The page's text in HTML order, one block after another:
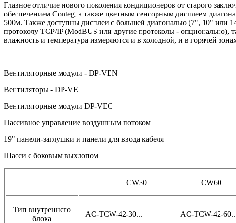
Главное отличие нового поколения кондиционеров от старого
обеспечением Conteg, а также цветным сенсорным дисплеем
500м. Также доступны дисплеи с большей диагональю (7", 10" или
протоколу TCP/IP (ModBUS или другие протоколы - опционально),
влажность и температура измеряются и в холодной, и в горячей
Вентиляторные модули - DP-VEN
Вентиляторы - DP-VE
Вентиляторные модули DP-VEC
Пассивное управление воздушным потоком
19" панели-заглушки и панели для ввода кабеля
Шасси с боковым выхлопом
CW30 CW60
Тип внутреннего
блока
AC-TCW-42-30... AC-TCW-42-60...